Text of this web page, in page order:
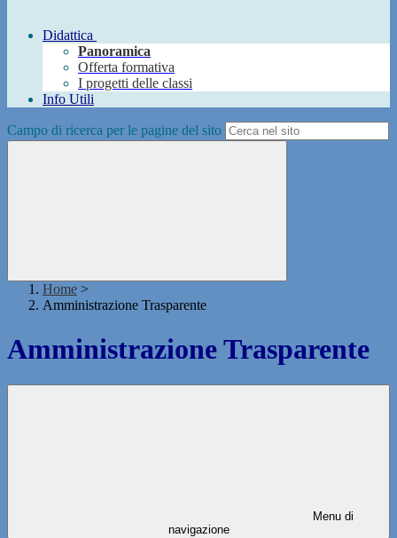
Didattica
Panoramica
Offerta formativa
I progetti delle classi
Info Utili
Campo di ricerca per le pagine del sito
Home >
Amministrazione Trasparente
Amministrazione Trasparente
Menu di
navigazione